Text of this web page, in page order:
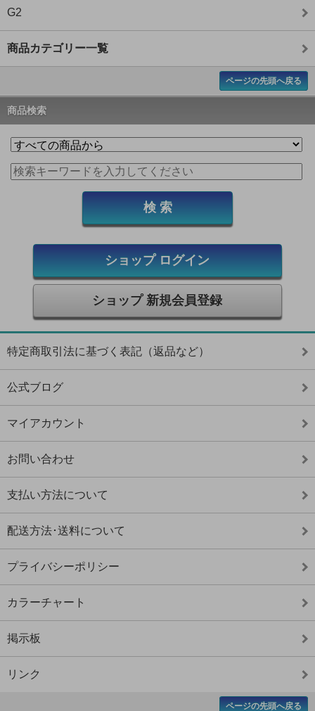
G2
商品カテゴリー一覧
ページの先頭へ戻る
商品検索
ショップ ログイン
ショップ 新規会員登録
特定商取引法に基づく表記（返品など）
公式ブログ
マイアカウント
お問い合わせ
支払い方法について
配送方法･送料について
プライバシーポリシー
カラーチャート
掲示板
リンク
ページの先頭へ戻る